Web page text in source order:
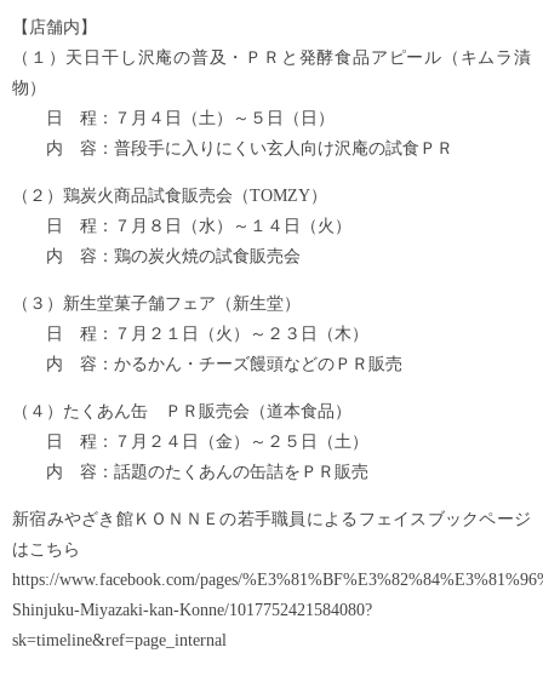
【店舗内】
（１）天日干し沢庵の普及・ＰＲと発酵食品アピール（キムラ漬
物）
日 程：７月４日（土）～５日（日）
内 容：普段手に入りにくい玄人向け沢庵の試食ＰＲ
（２）鶏炭火商品試食販売会（TOMZY）
日 程：７月８日（水）～１４日（火）
内 容：鶏の炭火焼の試食販売会
（３）新生堂菓子舗フェア（新生堂）
日 程：７月２１日（火）～２３日（木）
内 容：かるかん・チーズ饅頭などのＰＲ販売
（４）たくあん缶 ＰＲ販売会（道本食品）
日 程：７月２４日（金）～２５日（土）
内 容：話題のたくあんの缶詰をＰＲ販売
新宿みやざき館ＫＯＮＮＥの若手職員によるフェイスブックページ
はこちら
https://www.facebook.com/pages/
Shinjuku-Miyazaki-kan-Konne/1017752421584080?
sk=timeline&ref=page_internal